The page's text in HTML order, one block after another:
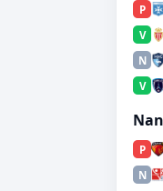
P
V
N
V
P
N